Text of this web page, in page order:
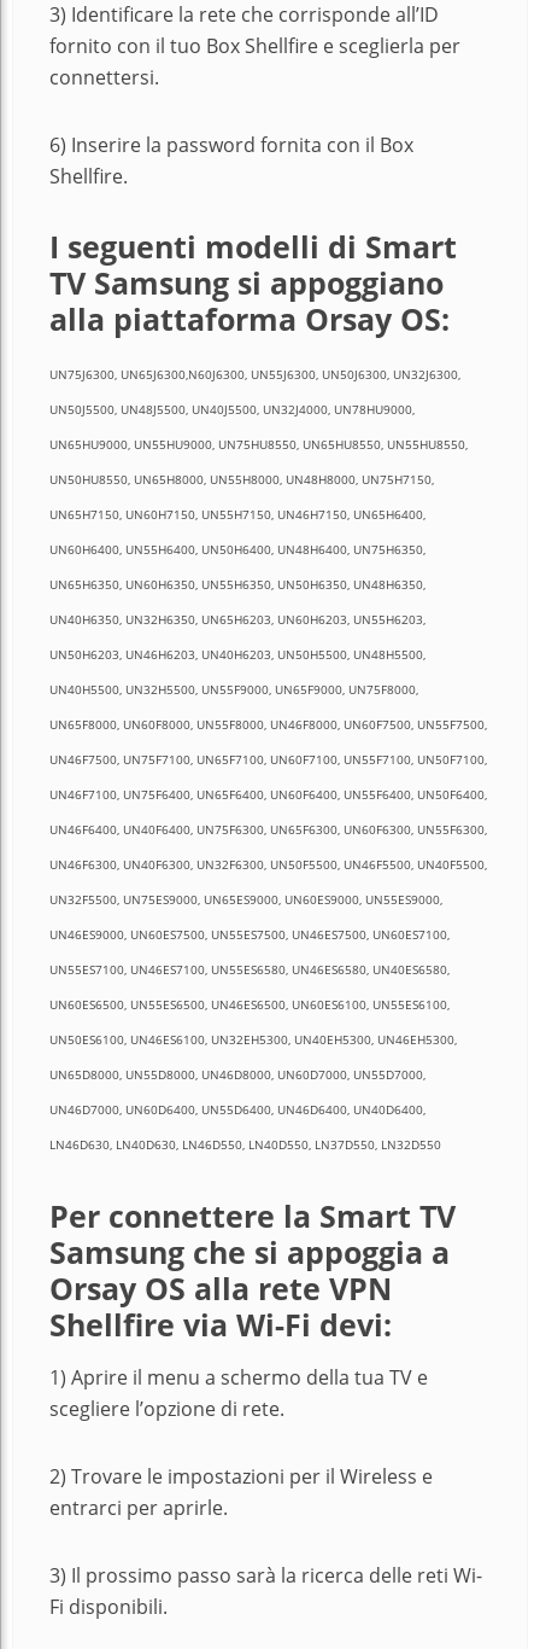
3) Identificare la rete che corrisponde all’ID
fornito con il tuo Box Shellfire e sceglierla per
connettersi.
6) Inserire la password fornita con il Box
Shellfire.
I seguenti modelli di Smart
TV Samsung si appoggiano
alla piattaforma Orsay OS:
UN75J6300, UN65J6300,N60J6300, UN55J6300, UN50J6300, UN32J6300,
UN50J5500, UN48J5500, UN40J5500, UN32J4000, UN78HU9000,
UN65HU9000, UN55HU9000, UN75HU8550, UN65HU8550, UN55HU8550,
UN50HU8550, UN65H8000, UN55H8000, UN48H8000, UN75H7150,
UN65H7150, UN60H7150, UN55H7150, UN46H7150, UN65H6400,
UN60H6400, UN55H6400, UN50H6400, UN48H6400, UN75H6350,
UN65H6350, UN60H6350, UN55H6350, UN50H6350, UN48H6350,
UN40H6350, UN32H6350, UN65H6203, UN60H6203, UN55H6203,
UN50H6203, UN46H6203, UN40H6203, UN50H5500, UN48H5500,
UN40H5500, UN32H5500, UN55F9000, UN65F9000, UN75F8000,
UN65F8000, UN60F8000, UN55F8000, UN46F8000, UN60F7500, UN55F7500,
UN46F7500, UN75F7100, UN65F7100, UN60F7100, UN55F7100, UN50F7100,
UN46F7100, UN75F6400, UN65F6400, UN60F6400, UN55F6400, UN50F6400,
UN46F6400, UN40F6400, UN75F6300, UN65F6300, UN60F6300, UN55F6300,
UN46F6300, UN40F6300, UN32F6300, UN50F5500, UN46F5500, UN40F5500,
UN32F5500, UN75ES9000, UN65ES9000, UN60ES9000, UN55ES9000,
UN46ES9000, UN60ES7500, UN55ES7500, UN46ES7500, UN60ES7100,
UN55ES7100, UN46ES7100, UN55ES6580, UN46ES6580, UN40ES6580,
UN60ES6500, UN55ES6500, UN46ES6500, UN60ES6100, UN55ES6100,
UN50ES6100, UN46ES6100, UN32EH5300, UN40EH5300, UN46EH5300,
UN65D8000, UN55D8000, UN46D8000, UN60D7000, UN55D7000,
UN46D7000, UN60D6400, UN55D6400, UN46D6400, UN40D6400,
LN46D630, LN40D630, LN46D550, LN40D550, LN37D550, LN32D550
Per connettere la Smart TV
Samsung che si appoggia a
Orsay OS alla rete VPN
Shellfire via Wi-Fi devi:
1) Aprire il menu a schermo della tua TV e
scegliere l’opzione di rete.
2) Trovare le impostazioni per il Wireless e
entrarci per aprirle.
3) Il prossimo passo sarà la ricerca delle reti Wi-
Fi disponibili.